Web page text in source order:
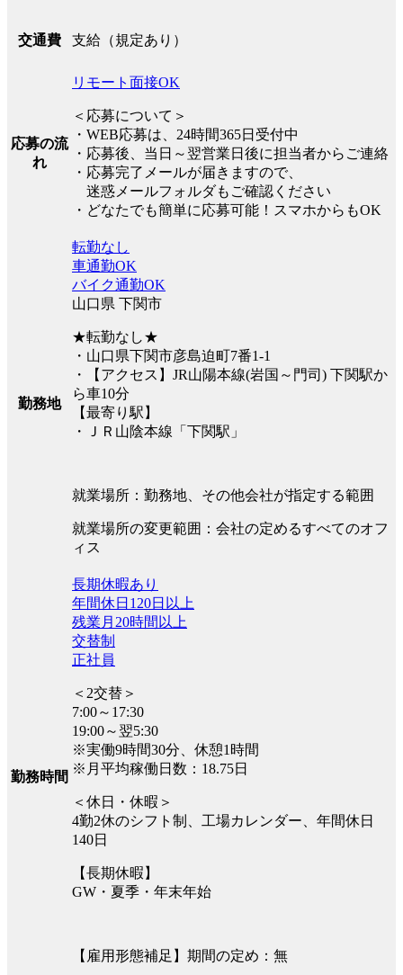
交通費 支給（規定あり）
応募の流
れ
リモート面接OK
＜応募について＞
・WEB応募は、24時間365日受付中
・応募後、当日～翌営業日後に担当者からご連絡
・応募完了メールが届きますので、
迷惑メールフォルダもご確認ください
・どなたでも簡単に応募可能！スマホからもOK
勤務地
転勤なし
車通勤OK
バイク通勤OK
山口県 下関市
★転勤なし★
・山口県下関市彦島迫町7番1-1
・【アクセス】JR山陽本線(岩国～門司) 下関駅か
ら車10分
【最寄り駅】
・ＪＲ山陰本線「下関駅」
就業場所：勤務地、その他会社が指定する範囲
就業場所の変更範囲：会社の定めるすべてのオフ
ィス
勤務時間
長期休暇あり
年間休日120日以上
残業月20時間以上
交替制
正社員
＜2交替＞
7:00～17:30
19:00～翌5:30
※実働9時間30分、休憩1時間
※月平均稼働日数：18.75日
＜休日・休暇＞
4勤2休のシフト制、工場カレンダー、年間休日
140日
【長期休暇】
GW・夏季・年末年始
【雇用形態補足】期間の定め：無